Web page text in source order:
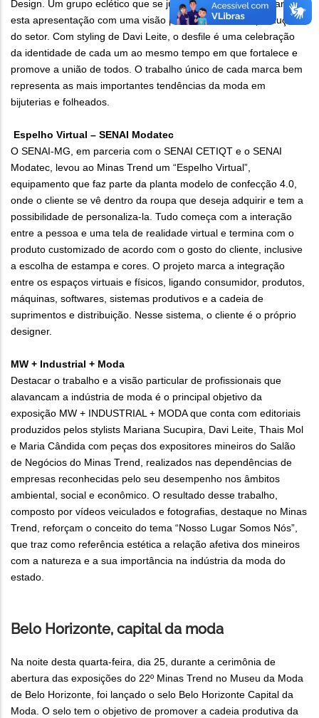
Design. Um grupo eclético que se juntou exclusivamente para
esta apresentação com uma visão plural da relevante produção
do setor. Com styling de Davi Leite, o desfile é uma celebração
da identidade de cada um ao mesmo tempo em que fortalece e
promove a união de todos. O trabalho único de cada marca bem
representa as mais importantes tendências da moda em
bijuterias e folheados.
Espelho Virtual – SENAI Modatec
O SENAI-MG, em parceria com o SENAI CETIQT e o SENAI
Modatec, levou ao Minas Trend um “Espelho Virtual”,
equipamento que faz parte da planta modelo de confecção 4.0,
onde o cliente se vê dentro da roupa que deseja adquirir e tem a
possibilidade de personaliza-la. Tudo começa com a interação
entre a pessoa e uma tela de realidade virtual e termina com o
produto customizado de acordo com o gosto do cliente, inclusive
a escolha de estampa e cores. O projeto marca a integração
entre os espaços virtuais e físicos, ligando consumidor, produtos,
máquinas, softwares, sistemas produtivos e a cadeia de
suprimentos e distribuição. Nesse sistema, o cliente é o próprio
designer.
MW + Industrial + Moda
Destacar o trabalho e a visão particular de profissionais que
alavancam a indústria de moda é o principal objetivo da
exposição MW + INDUSTRIAL + MODA que conta com editoriais
produzidos pelos stylists Mariana Sucupira, Davi Leite, Thais Mol
e Maria Cândida com peças dos expositores mineiros do Salão
de Negócios do Minas Trend, realizados nas dependências de
empresas reconhecidas pelo seu desempenho nos âmbitos
ambiental, social e econômico. O resultado desse trabalho,
composto por vídeos veiculados e fotografias, destaque no Minas
Trend, reforçam o conceito do tema “Nosso Lugar Somos Nós”,
que traz como referência estética a relação afetiva dos mineiros
com a natureza e a sua importância na indústria da moda do
estado.
Belo Horizonte, capital da moda
Na noite desta quarta-feira, dia 25, durante a cerimônia de
abertura das exposições do 22º Minas Trend no Museu da Moda
de Belo Horizonte, foi lançado o selo Belo Horizonte Capital da
Moda. O selo tem o objetivo de promover a cadeia produtiva da